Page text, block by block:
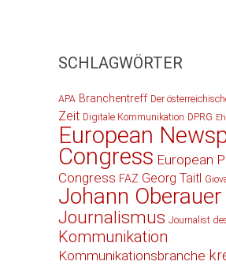
SCHLAGWÖRTER
APA Branchentreff Der
Zeit Digitale Kommunikation DPRG
European
Congress European
Congress FAZ Georg Taitl
Johann Oberauer
Journalismus Journalist
Kommunikation
Kommunikationsbranche